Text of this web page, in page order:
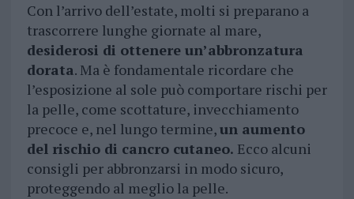
Con l’arrivo dell’estate, molti si preparano a
trascorrere lunghe giornate al mare,
desiderosi di ottenere un’abbronzatura
dorata. Ma è fondamentale ricordare che
l’esposizione al sole può comportare rischi per
la pelle, come scottature, invecchiamento
precoce e, nel lungo termine,un aumento
del rischio di cancro cutaneo. Ecco alcuni
consigli per abbronzarsi in modo sicuro,
proteggendo al meglio la pelle.